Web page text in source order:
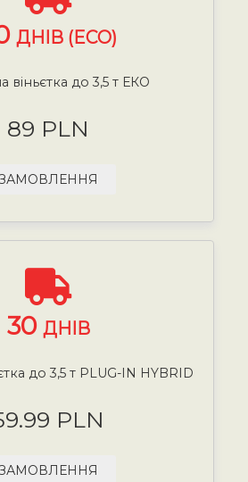
ДНІВ (ECO)
віньєтка до 3,5 т ЕКО
89 PLN
30 ДНІВ
до 3,5 т PLUG-IN HYBRID
PLN